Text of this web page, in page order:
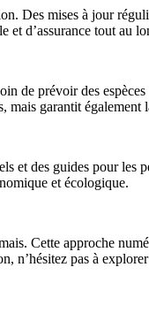
Des mises à jour
d’assurance tout au
de prévoir des
garantit également
et des guides pour
et écologique.
Cette approche
pas à